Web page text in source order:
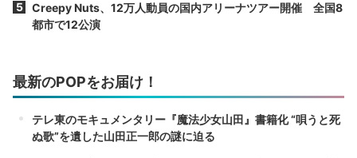
Creepy Nuts、12万人動員の国内アリーナツアー開催 全国8
都市で12公演
最新のPOPをお届け！
テレ東のモキュメンタリー『魔法少女山田』書籍化 “唄うと死
ぬ歌”を遺した山田正一郎の謎に迫る